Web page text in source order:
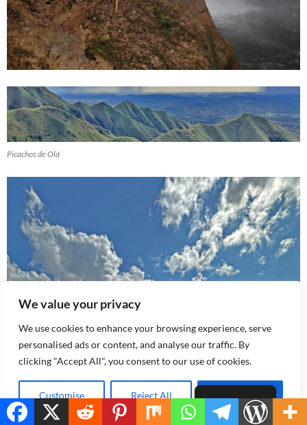
We value your privacy
We use cookies to enhance your browsing experience, serve
personalised ads or content, and analyse our traffic. By
clicking "Accept All", you consent to our use of cookies.
Customise Reject All
Picachos de Olá
Spanish